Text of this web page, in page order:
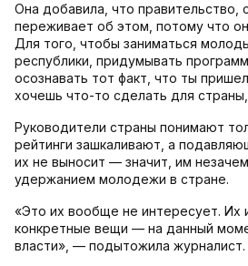
Она добавила, что правительство,
переживает об этом, потому что
Для того, чтобы заниматься
республики, придумывать
осознавать тот факт, что ты
хочешь что-то сделать для
Руководители страны понимают
рейтинги зашкаливают, а
их не выносит — значит, им
удержанием молодежи в стране.
«Это их вообще не интересует. Их
конкретные вещи — на данный
власти», — подытожила журналист.